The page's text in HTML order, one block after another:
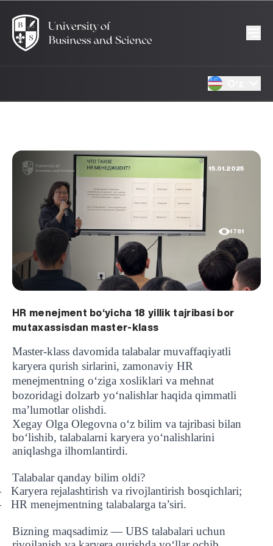
15.01.2025
1761
HR menejment bo‘yicha 18 yillik tajribasi bor
mutaxassisdan master-klass
Master-klass davomida talabalar muvaffaqiyatli
karyera qurish sirlarini, zamonaviy HR
menejmentning o‘ziga xosliklari va mehnat
bozoridagi dolzarb yo‘nalishlar haqida qimmatli
ma’lumotlar olishdi.
Xegay Olga Olegovna o‘z bilim va tajribasi bilan
bo‘lishib, talabalarni karyera yo‘nalishlarini
aniqlashga ilhomlantirdi.
Talabalar qanday bilim oldi?
Karyera rejalashtirish va rivojlantirish bosqichlari;
HR menejmentning talabalarga ta’siri.
Bizning maqsadimiz — UBS talabalari uchun